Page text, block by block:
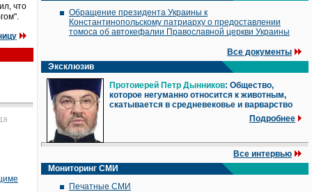
что
Обращение президента Украины к
Константинопольскому патриарху о предоставлении
томоса об автокефалии Православной церкви Украины
Все документы
Эксклюзив
Протоиерей Петр Дынников: Общество,
которое негуманно относится к животным,
скатывается в средневековье и варварство
Подробнее
Все интервью
Мониторинг СМИ
Печатные СМИ